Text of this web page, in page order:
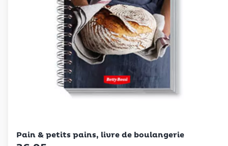
Pain & petits pains, livre de boulangerie